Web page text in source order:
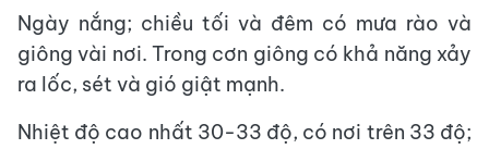
Ngày nắng; chiều tối và đêm có mưa rào và
giông vài nơi. Trong cơn giông có khả năng xảy
ra lốc, sét và gió giật mạnh.
Nhiệt độ cao nhất 30-33 độ, có nơi trên 33 độ;